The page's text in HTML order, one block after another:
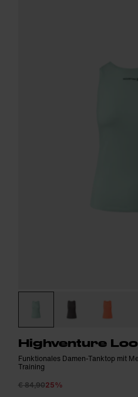
Highventure
Funktionales Damen-Tanktop mit
Training
€ 84,9025%